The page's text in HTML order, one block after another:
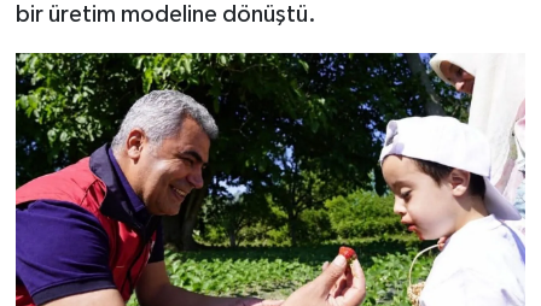
bir üretim modeline dönüştü.